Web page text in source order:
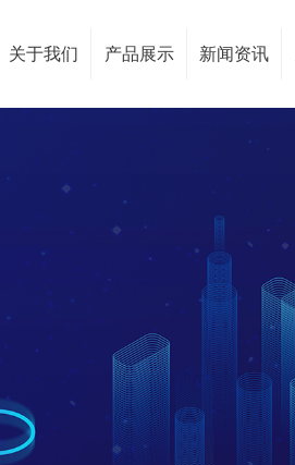
关于我们 产品展示 新闻资讯